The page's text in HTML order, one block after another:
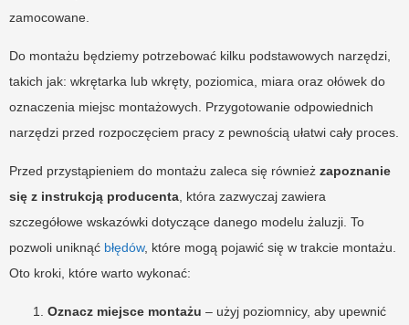
zamocowane.
Do montażu będziemy potrzebować kilku podstawowych narzędzi,
takich jak: wkrętarka lub wkręty, poziomica, miara oraz ołówek do
oznaczenia miejsc montażowych. Przygotowanie odpowiednich
narzędzi przed rozpoczęciem pracy z pewnością ułatwi cały proces.
Przed przystąpieniem do montażu zaleca się również zapoznanie
się z instrukcją producenta , która zazwyczaj zawiera
szczegółowe wskazówki dotyczące danego modelu żaluzji. To
pozwoli uniknąć błędów, które mogą pojawić się w trakcie montażu.
Oto kroki, które warto wykonać:
Oznacz miejsce montażu – użyj poziomnicy, aby upewnić